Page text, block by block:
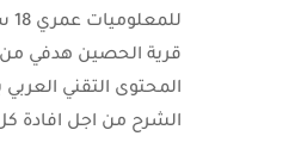
قرية الحصين هدفي من
المحتوى التقني
الشرح من اجل افادة